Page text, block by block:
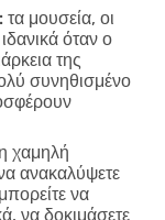
τα μουσεία, οι
ιδανικά όταν ο
της
συνηθισμένο
η χαμηλή
ανακαλύψετε
να
να δοκιμάσετε